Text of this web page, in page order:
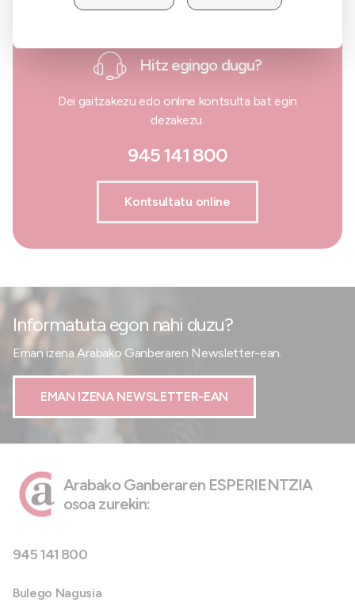
Hitz egingo dugu?
Dei gaitzakezu edo online kontsulta bat egin
dezakezu.
945 141 800
Kontsultatu online
Informatuta egon nahi duzu?
Eman izena Arabako Ganberaren Newsletter-ean.
EMAN IZENA NEWSLETTER-EAN
Arabako Ganberaren ESPERIENTZIA
osoa zurekin:
945 141 800
Bulego Nagusia